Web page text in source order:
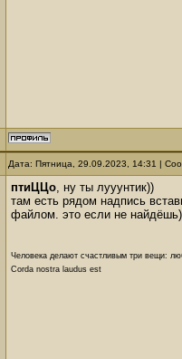
Дата: Пятница, 29.09.2023, 14:31 |
птиЦЦо, ну ты лууунтик))
там есть рядом надпись
файлом. это если не найдёшь)
Человека делают счастливым три вещи:
Corda nostra laudus est